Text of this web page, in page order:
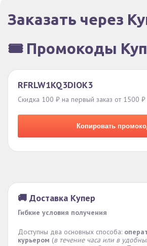
Заказать через
🎟️ Промокоды
RFRLW1KQ3DIOK3
Скидка 100 ₽ на первый заказ от 1500 ₽
Копировать
🚚 Доставка Купер
Гибкие условия получения
Доступны два основных способа:
курьером (в течение часа или в